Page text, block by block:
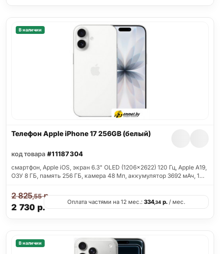
В наличии
Телефон Apple iPhone 17 256GB (белый)
код товара #11187304
смартфон, Apple iOS, экран 6.3" OLED (1206x2622) 120 Гц, Apple A19,
ОЗУ 8 ГБ, память 256 ГБ, камера 48 Мп, аккумулятор 3692 мАч, 1…
2 730 р.
2 825,55р.
Оплата частями на 12 мес.: 334,34 р. / мес.
В наличии